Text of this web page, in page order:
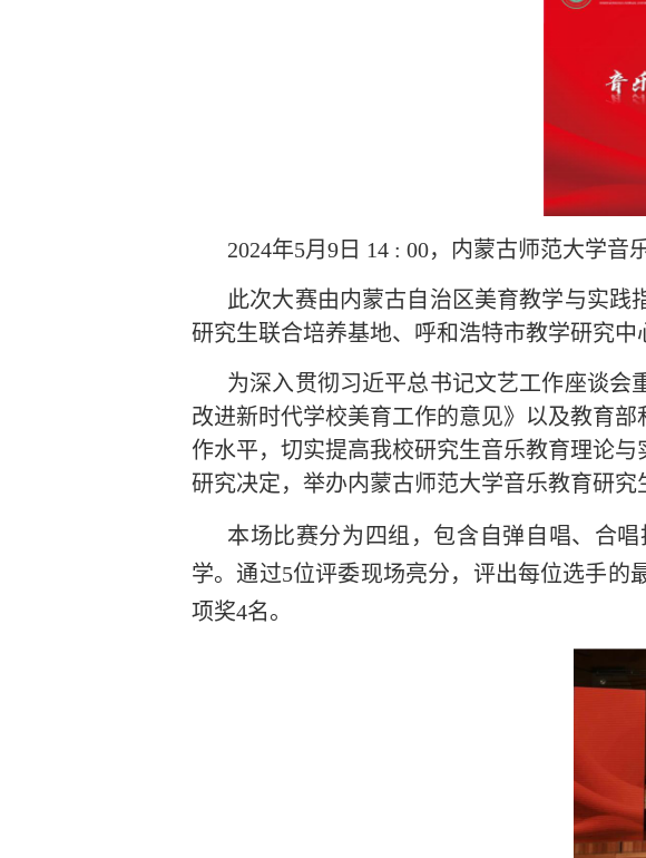
2024年5月9日 14 : 00，内蒙古师范大学音
此次大赛由内蒙古自治区美育教学与实
研究生联合培养基地、呼和浩特市教学研究
为深入贯彻习近平总书记文艺工作座谈会
改进新时代学校美育工作的意见》以及教育
作水平，切实提高我校研究生音乐教育理论
研究决定，举办内蒙古师范大学音乐教育研究
本场比赛分为四组，包含自弹自唱、合
学。通过5位评委现场亮分，评出每位选手的
项奖4名。